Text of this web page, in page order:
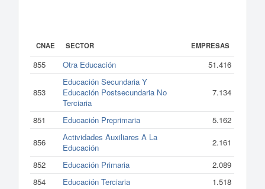
CNAE SECTOR EMPRESAS
855 Otra Educación 51.416
853
Educación Secundaria Y
Educación Postsecundaria No
Terciaria
7.134
851 Educación Preprimaria
5.162
856
Actividades Auxiliares A La
Educación
2.161
852
Educación Primaria
2.089
854
Educación Terciaria 1.518